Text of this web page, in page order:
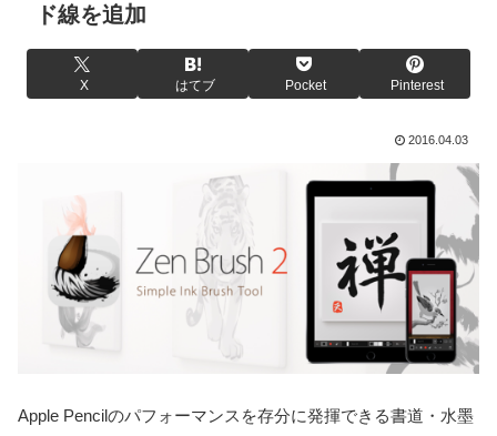
ド線を追加
X はてブ Pocket Pinterest
2016.04.03
Apple Pencilのパフォーマンスを存分に発揮できる書道・水墨